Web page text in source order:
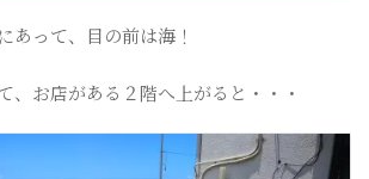
あって、目の前は海！
、お店がある２階へ上がると・・・